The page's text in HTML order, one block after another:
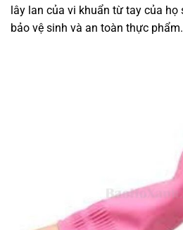
lây lan của vi khuẩn từ tay của
bảo vệ sinh và an toàn thực phẩm.